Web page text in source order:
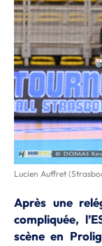
Lucien Auffret
Après une
compliquée,
scène en